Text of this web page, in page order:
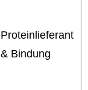
Proteinlieferant
& Bindung